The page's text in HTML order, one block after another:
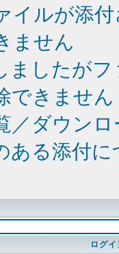
イルが添
ません
ましたが
できません
／ダウン
ある添付
ログ